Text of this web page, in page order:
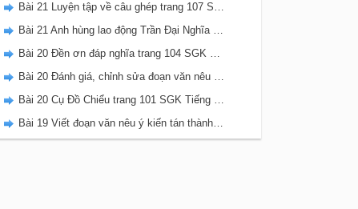
Bài 21 Luyện tập về câu ghép trang 107 SGK Tiếng Việt 5 Kết nối tri thức tập 2
Bài 21 Anh hùng lao động Trần Đại Nghĩa trang 106 SGK Tiếng Việt 5 Kết nối tri thức tập 2
Bài 20 Đền ơn đáp nghĩa trang 104 SGK Tiếng Việt 5 Kết nối tri thức tập 2
Bài 20 Đánh giá, chỉnh sửa đoạn văn nêu ý kiến tán thành một sự vật, hiện tượng trang 103 SGK Tiếng Việt 5 Kết nối tri thức tập 2
Bài 20 Cụ Đồ Chiểu trang 101 SGK Tiếng Việt 5 Kết nối tri thức tập 2
Bài 19 Viết đoạn văn nêu ý kiến tán thành một sự việc, hiện tượng (Bài viết số 1) trang 100 SGK Tiếng Việt 5 Kết nối tri thức tập 2